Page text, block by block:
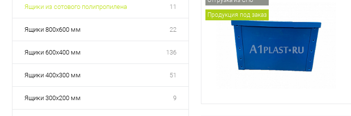
Ящики из сотового полипропилена 11
Ящики 800х600 мм 22
Ящики 600х400 мм 136
Ящики 400х300 мм 51
Ящики 300х200 мм 9
Продукция под заказ